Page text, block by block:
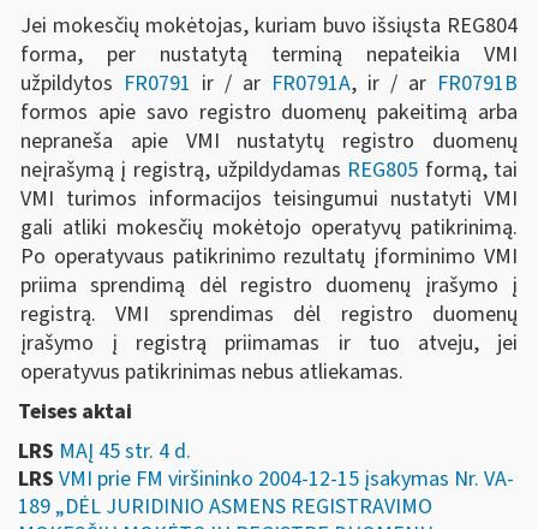
Jei mokesčių mokėtojas, kuriam buvo išsiųsta REG804
forma, per nustatytą terminą nepateikia VMI
užpildytos FR0791 ir / ar FR0791A, ir / ar FR0791B
formos apie savo registro duomenų pakeitimą arba
nepraneša apie VMI nustatytų registro duomenų
neįrašymą į registrą, užpildydamas REG805 formą, tai
VMI turimos informacijos teisingumui nustatyti VMI
gali atliki mokesčių mokėtojo operatyvų patikrinimą.
Po operatyvaus patikrinimo rezultatų įforminimo VMI
priima sprendimą dėl registro duomenų įrašymo į
registrą. VMI sprendimas dėl registro duomenų
įrašymo į registrą priimamas ir tuo atveju, jei
operatyvus patikrinimas nebus atliekamas.
Teises aktai
LRS MAĮ 45 str. 4 d.
LRS VMI prie FM viršininko 2004-12-15 įsakymas Nr. VA-
189 „DĖL JURIDINIO ASMENS REGISTRAVIMO